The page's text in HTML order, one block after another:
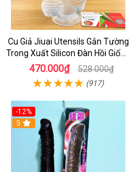
Cu Giả Jiuai Utensils Gắn Tường
Trong Xuất Silicon Đàn Hồi Giống
Thật
470.000₫ 528.000₫
(917)
-12%
5